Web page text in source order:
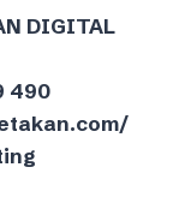
DIGITAL
490